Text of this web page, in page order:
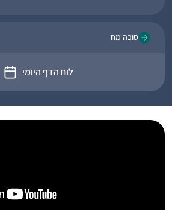
סוכה מח
לוח הדף היומי